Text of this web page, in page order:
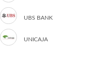
UBS BANK
UNICAJA